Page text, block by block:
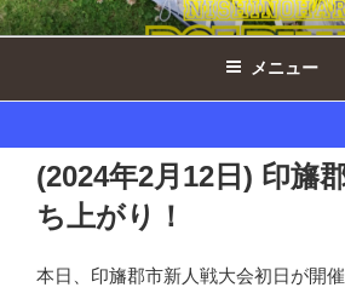
コ
ン
ン
西の原ドルフィンズ女
西市ミニバスケットボ
メニュー
(2024年2月12日) 印旛
ち上がり！
本日、印旛郡市新人戦大会初日が開